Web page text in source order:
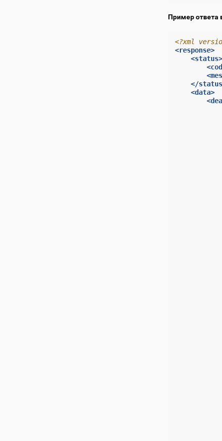
Пример ответа
<?xml
<response>
<status>
</
<data>